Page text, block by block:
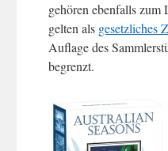
gehören ebenfalls
gelten als gesetzliches
Auflage des
begrenzt.